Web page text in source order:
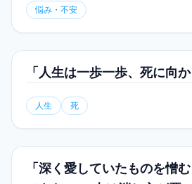
悩み・不安
「人生は一歩一歩、死に向
人生 死
「深く愛していたものを憎